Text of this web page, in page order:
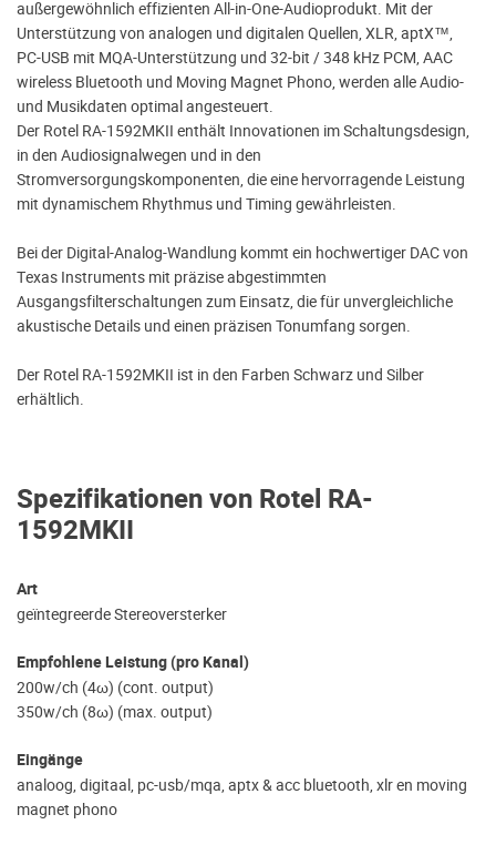
Spezifikationen von Rotel RA-
1592MKII
Art
geïntegreerde Stereoversterker
Empfohlene Leistung (pro Kanal)
200w/ch (4ω) (cont. output)
350w/ch (8ω) (max. output)
Eingänge
analoog, digitaal, pc-usb/mqa, aptx & acc bluetooth, xlr en moving
magnet phono
außergewöhnlich effizienten All-in-One-Audioprodukt. Mit der
Unterstützung von analogen und digitalen Quellen, XLR, aptX™,
PC-USB mit MQA-Unterstützung und 32-bit / 348 kHz PCM, AAC
wireless Bluetooth und Moving Magnet Phono, werden alle Audio-
und Musikdaten optimal angesteuert.
Der Rotel RA-1592MKII enthält Innovationen im Schaltungsdesign,
in den Audiosignalwegen und in den
Stromversorgungskomponenten, die eine hervorragende Leistung
mit dynamischem Rhythmus und Timing gewährleisten.
Bei der Digital-Analog-Wandlung kommt ein hochwertiger DAC von
Texas Instruments mit präzise abgestimmten
Ausgangsfilterschaltungen zum Einsatz, die für unvergleichliche
akustische Details und einen präzisen Tonumfang sorgen.
Der Rotel RA-1592MKII ist in den Farben Schwarz und Silber
erhältlich.